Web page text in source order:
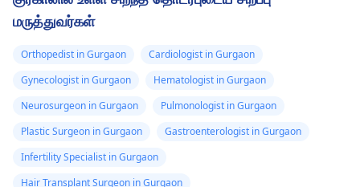
மருத்துவர்கள்
Orthopedist in Gurgaon
Cardiologist in Gurgaon
Gynecologist in Gurgaon
Hematologist in Gurgaon
Neurosurgeon in Gurgaon
Pulmonologist in Gurgaon
Plastic Surgeon in Gurgaon
Gastroenterologist in Gurgaon
Infertility Specialist in Gurgaon
Hair Transplant Surgeon in Gurgaon